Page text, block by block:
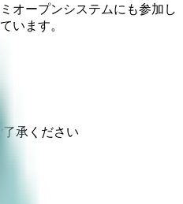
オープンシステムにも参加し
います。
承ください